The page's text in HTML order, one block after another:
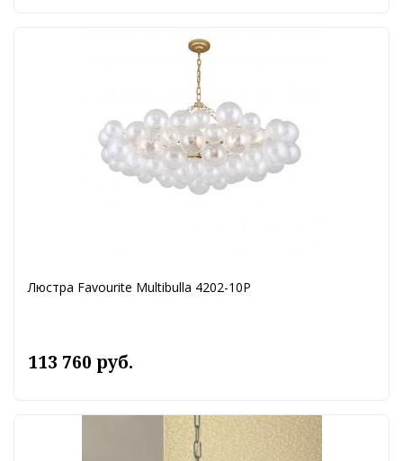
Люстра Favourite Multibulla 4202-10P
113 760 руб.